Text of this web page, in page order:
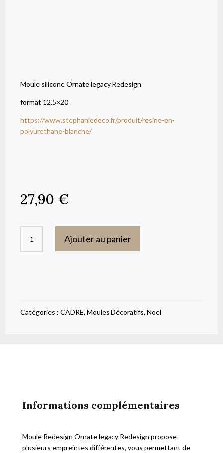
Moule silicone Ornate legacy Redesign
format 12.5×20
https://www.stephaniedeco.fr/produit/resine-en-
polyurethane-blanche/
27,90 €
legacy
Redesign
Ajouter au panier
Catégories :CADRE,Moules Décoratifs,Noel
Informations complémentaires
Moule Redesign Ornate legacy Redesign propose
plusieurs empreintes différentes, vous permettant de